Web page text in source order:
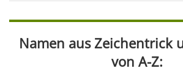
Namen aus Zeichentrick
von A-Z: